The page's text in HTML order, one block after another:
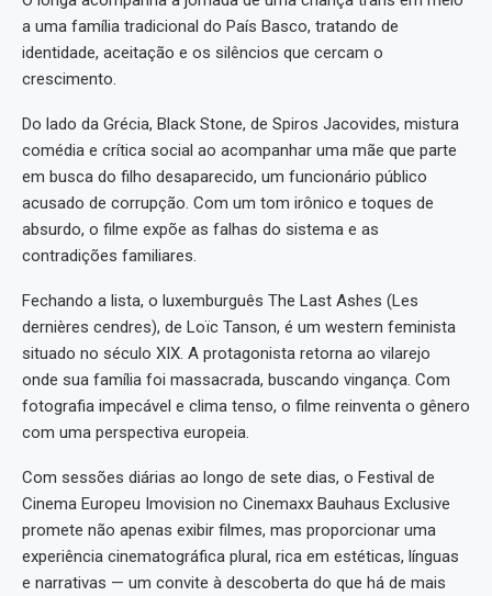
a uma família tradicional do País Basco, tratando de
identidade, aceitação e os silêncios que cercam o
crescimento.
Do lado da Grécia, Black Stone, de Spiros Jacovides, mistura
comédia e crítica social ao acompanhar uma mãe que parte
em busca do filho desaparecido, um funcionário público
acusado de corrupção. Com um tom irônico e toques de
absurdo, o filme expõe as falhas do sistema e as
contradições familiares.
Fechando a lista, o luxemburguês The Last Ashes (Les
dernières cendres), de Loïc Tanson, é um western feminista
situado no século XIX. A protagonista retorna ao vilarejo
onde sua família foi massacrada, buscando vingança. Com
fotografia impecável e clima tenso, o filme reinventa o gênero
com uma perspectiva europeia.
Com sessões diárias ao longo de sete dias, o Festival de
Cinema Europeu Imovision no Cinemaxx Bauhaus Exclusive
promete não apenas exibir filmes, mas proporcionar uma
experiência cinematográfica plural, rica em estéticas, línguas
e narrativas — um convite à descoberta do que há de mais